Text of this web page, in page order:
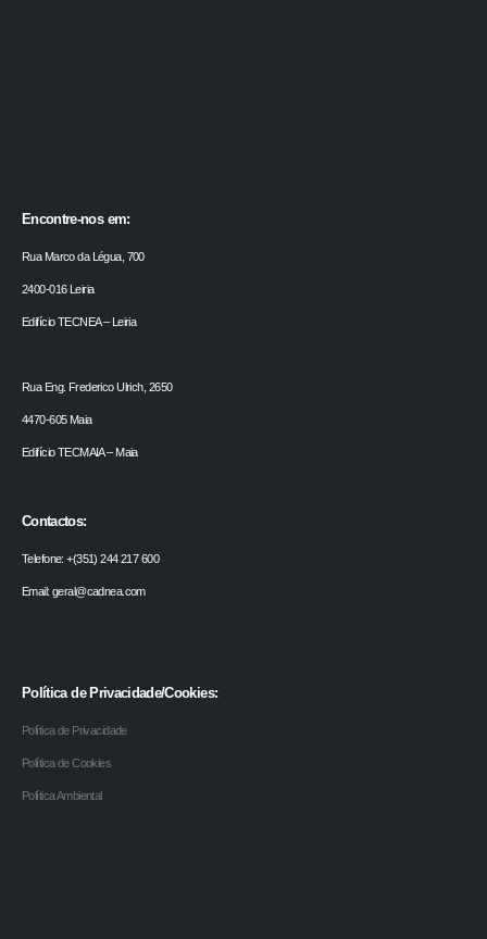
Encontre-nos em:
Rua Marco da Légua, 700
2400-016 Leiria
Edifício TECNEA – Leiria
Rua Eng. Frederico Ulrich, 2650
4470-605 Maia
Edifício TECMAIA – Maia
Contactos:
Telefone: +(351) 244 217 600
Email: geral@cadnea.com
Política de Privacidade/Cookies:
Política de Privacidade
Política de Cookies
Política Ambiental